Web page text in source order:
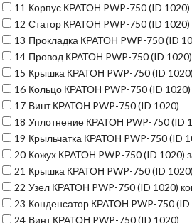
11 Корпус КРАТОН PWP-750 (ID 1020)
12 Статор КРАТОН PWP-750 (ID 1020)
13 Прокладка КРАТОН PWP-750 (ID
14 Провод КРАТОН PWP-750 (ID 1020)
15 Крышка КРАТОН PWP-750 (ID
16 Кольцо КРАТОН PWP-750 (ID 1020)
17 Винт КРАТОН PWP-750 (ID 1020)
18 Уплотнение КРАТОН PWP-750 (ID
19 Крыльчатка КРАТОН PWP-750 (ID
20 Кожух КРАТОН PWP-750 (ID 1020)
21 Крышка КРАТОН PWP-750 (ID 1020)
22 Узел КРАТОН PWP-750 (ID 1020)
23 Конденсатор КРАТОН PWP-750
24 Винт КРАТОН PWP-750 (ID 1020)